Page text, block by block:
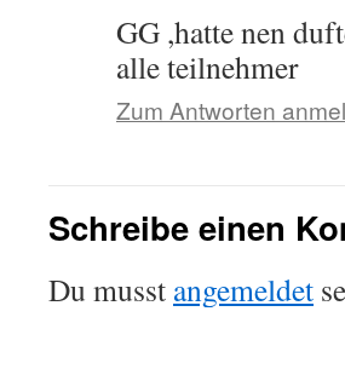
GG ,hatte nen
alle teilnehmer
Zum Antworten
Schreibe einen
Du musst angemeldet